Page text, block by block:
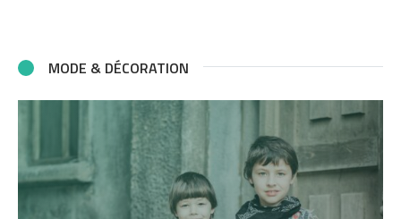
MODE & DÉCORATION